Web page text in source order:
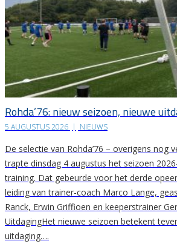
Rohda’76: nieuw seizoen, nieuwe
5 AUGUSTUS 2026 | NIEUWS
De selectie van Rohda’76 – overigens nog
trapte dinsdag 4 augustus het seizoen
training. Dat gebeurde voor het derde
leiding van trainer-coach Marco Lange,
Ranck, Erwin Griffioen en keeperstrainer
UitdagingHet nieuwe seizoen betekent
uitdaging….